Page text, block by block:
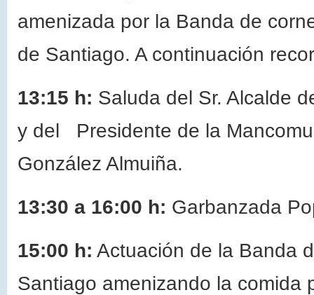
amenizada por la Banda de
de Santiago. A continuación
13:15 h: Saluda del Sr. Alcalde
y del Presidente de la
González Almuiña.
13:30 a 16:00 h: Garbanzada
15:00 h: Actuación de la Banda
Santiago amenizando la comida